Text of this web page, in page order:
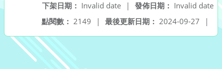
發佈日期： Invalid date
下架日期： Invalid date
|
最後更新日期： 2024-09-27 |
點閱數： 2149 |